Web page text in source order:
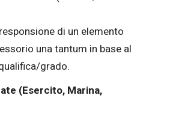
di un elemento
una tantum in base al
grado.
(Esercito, Marina,